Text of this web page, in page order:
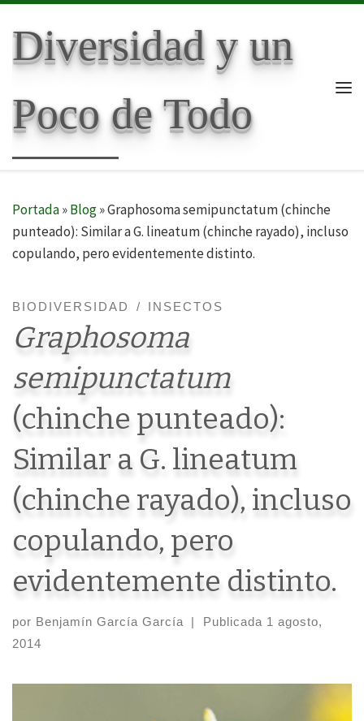
Diversidad y un
Poco de Todo
Portada»Blog»Graphosoma semipunctatum (chinche
punteado): Similar a G. lineatum (chinche rayado), incluso
copulando, pero evidentemente distinto.
BIODIVERSIDAD INSECTOS
Graphosoma
semipunctatum
(chinche punteado):
Similar a G. lineatum
(chinche rayado), incluso
copulando, pero
evidentemente distinto.
por Benjamín García García | Publicada 1 agosto,
2014